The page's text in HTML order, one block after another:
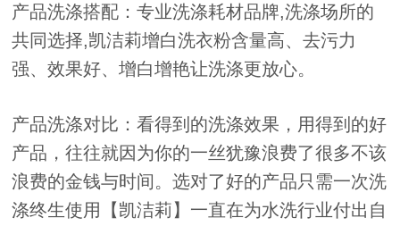
产品洗涤搭配：专业洗涤耗材品牌,洗涤场所的
共同选择,凯洁莉增白洗衣粉含量高、去污力
强、效果好、增白增艳让洗涤更放心。
产品洗涤对比：看得到的洗涤效果，用得到的好
产品，往往就因为你的一丝犹豫浪费了很多不该
浪费的金钱与时间。选对了好的产品只需一次洗
涤终生使用【凯洁莉】一直在为水洗行业付出自